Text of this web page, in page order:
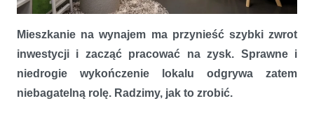
Urządzamy mieszkanie na wynajem
Mieszkanie na wynajem ma przynieść szybki zwrot
inwestycji i zacząć pracować na zysk. Sprawne i
niedrogie wykończenie lokalu odgrywa zatem
niebagatelną rolę. Radzimy, jak to zrobić.